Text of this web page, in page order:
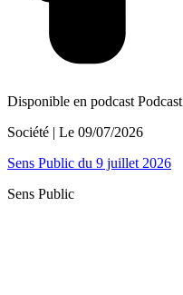
Disponible en podcast Podcast
Société | Le 09/07/2026
Sens Public du 9 juillet 2026
Sens Public